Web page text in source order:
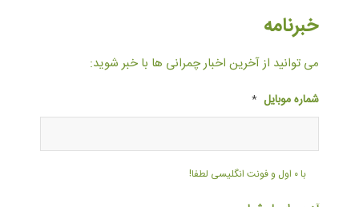
خبرنامه
می توانید از آخرین اخبار چمرانی ها با خبر شوید:
شماره موبایل *
با ۰ اول و فونت انگلیسی لطفا!